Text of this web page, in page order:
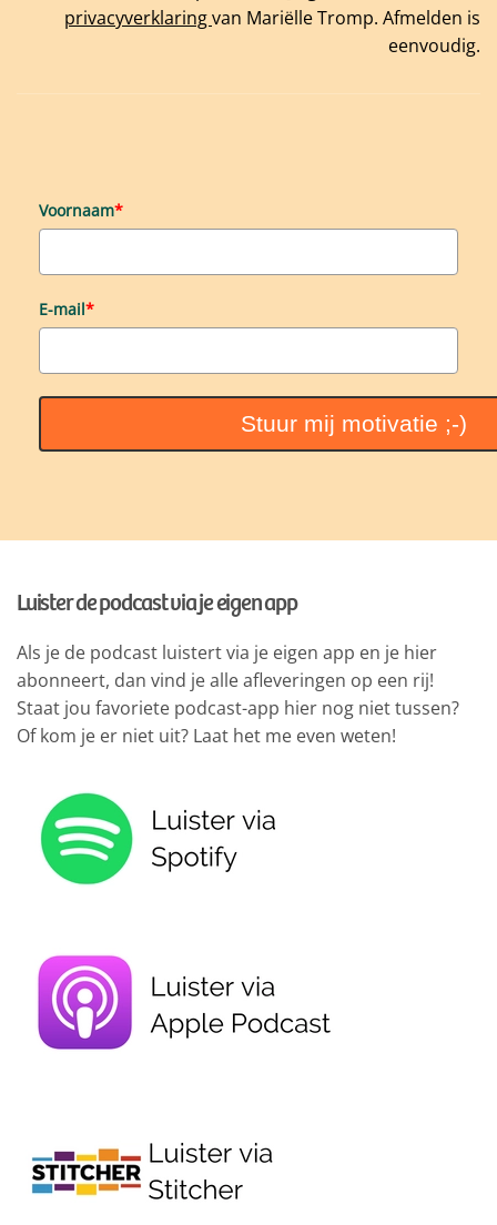
privacyverklaringvan Mariëlle Tromp. Afmelden is
eenvoudig.
Voornaam*
E-mail*
Stuur mij motivatie ;-)
Luister de podcast via je eigen app
Als je de podcast luistert via je eigen app en je hier
abonneert, dan vind je alle afleveringen op een rij!
Staat jou favoriete podcast-app hier nog niet tussen?
Of kom je er niet uit? Laat het me even weten!